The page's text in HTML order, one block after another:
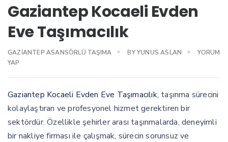
Gaziantep Kocaeli Evden
Eve Taşımacılık
GAZIANTEP ASANSÖRLÜ TAŞIMA BYYUNUS ASLAN
YORUM
YAP
Gaziantep Kocaeli Evden Eve Taşımacılık, taşınma sürecini
kolaylaştıran ve profesyonel hizmet gerektiren bir
sektördür. Özellikle şehirler arası taşınmalarda, deneyimli
bir nakliye firması ile çalışmak, sürecin sorunsuz ve